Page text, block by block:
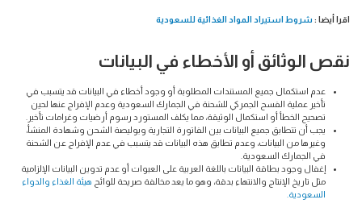
اقرا أيضا :شروط استيراد المواد الغذائية للسعودية
نقص الوثائق أو الأخطاء في البيانات
عدم استكمال جميع المستندات المطلوبة أو وجود أخطاء في البيانات قد يتسبب في
تأخير عملية الفسح الجمركي للشحنة في الجمارك السعودية وعدم الإفراج عنها لحين
تصحيح الخطأ أو استكمال الوثيقة، مما يكلف المستورد رسوم أرضيات وغرامات تأخير.
يجب أن تتطابق جميع البيانات بين الفاتورة التجارية وبوليصة الشحن وشهادة المنشأ،
وغيرها من البيانات، وعدم تطابق هذه البيانات قد يتسبب في عدم الإفراج عن الشحنة
في الجمارك السعودية.
إغفال وجود بطاقة البيانات باللغة العربية على العبوات أو عدم تدوين البيانات الإلزامية
مثل تاريخ الإنتاج والانتهاء بدقة، وهو ما يعد مخالفة صريحة للوائحهيئة الغذاء والدواء
السعودية.